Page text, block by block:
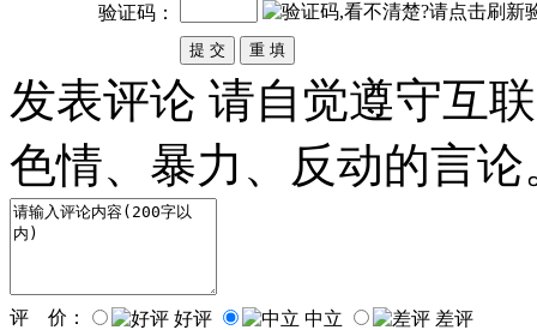
验证码：
发表评论 请自觉遵守互
色情、暴力、反动的言论
评 价： 好评 中立 差评